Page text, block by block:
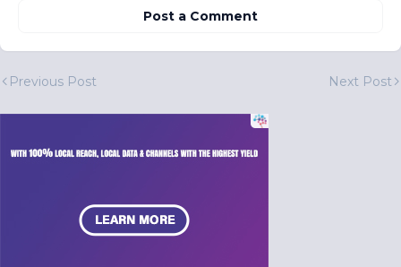
Post a Comment
Previous Post Next Post